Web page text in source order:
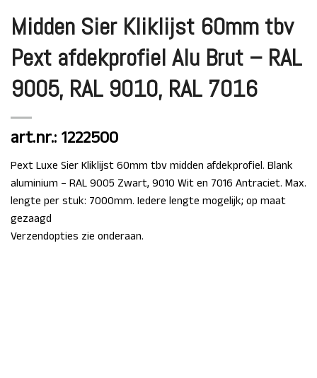
Midden Sier Kliklijst 60mm tbv
Pext afdekprofiel Alu Brut – RAL
9005, RAL 9010, RAL 7016
art.nr.: 1222500
Pext Luxe Sier Kliklijst 60mm tbv midden afdekprofiel. Blank
aluminium – RAL 9005 Zwart, 9010 Wit en 7016 Antraciet. Max.
lengte per stuk: 7000mm. Iedere lengte mogelijk; op maat
gezaagd
Verzendopties zie onderaan.